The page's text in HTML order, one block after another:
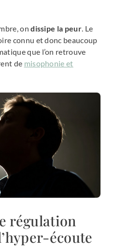
ondissipe la peur. Le
connu et donc beaucoup
que l’on retrouve
de misophonie et
régulation
écoute